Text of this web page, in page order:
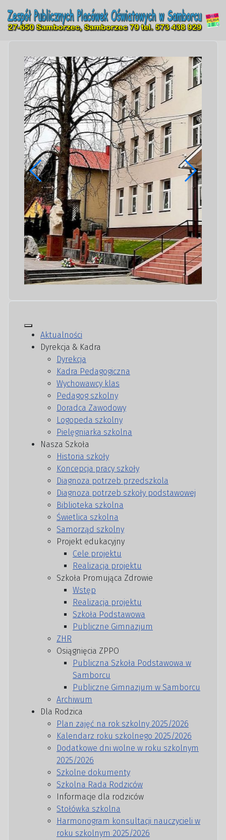
Aktualności
Dyrekcja & Kadra
Dyrekcja
Kadra Pedagogiczna
Wychowawcy klas
Pedagog szkolny
Doradca Zawodowy
Logopeda szkolny
Pielęgniarka szkolna
Nasza Szkoła
Historia szkoły
Koncepcja pracy szkoły
Diagnoza potrzeb przedszkola
Diagnoza potrzeb szkoły podstawowej
Biblioteka szkolna
Świetlica szkolna
Samorząd szkolny
Projekt edukacyjny
Cele projektu
Realizacja projektu
Szkoła Promująca Zdrowie
Wstęp
Realizacja projektu
Szkoła Podstawowa
Publiczne Gimnazjum
ZHR
Osiągnięcia ZPPO
Publiczna Szkoła Podstawowa w
Samborcu
Publiczne Gimnazjum w Samborcu
Archiwum
Dla Rodzica
Plan zajęć na rok szkolny 2025/2026
Kalendarz roku szkolnego 2025/2026
Dodatkowe dni wolne w roku szkolnym
2025/2026
Szkolne dokumenty
Szkolna Rada Rodziców
Informacje dla rodziców
Stołówka szkolna
Harmonogram konsultacji nauczycieli w
roku szkolnym 2025/2026